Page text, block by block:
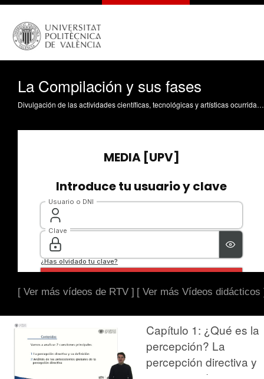
La Compilación y sus fases
Divulgación de las actividades científicas, tecnológicas y artísticas ocurridas en los tres campus de la UPV
[ Ver más vídeos de RTV ] [ Ver más Vídeos didácticos
Capítulo 1: ¿Qué es la
percepción? La
percepción directiva y